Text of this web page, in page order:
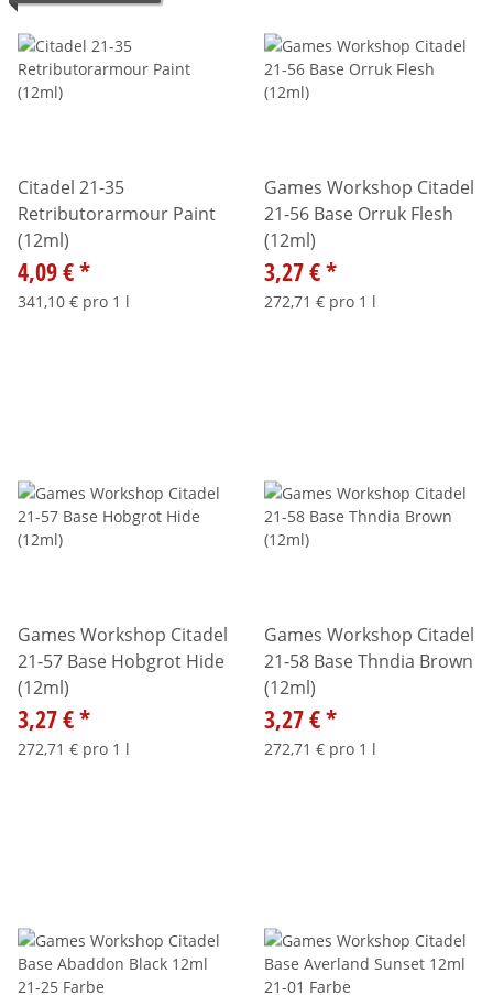
Citadel 21-35
Retributorarmour Paint
(12ml)
4,09 €*
341,10 € pro 1 l
Games Workshop Citadel
21-56 Base Orruk Flesh
(12ml)
3,27 €*
272,71 € pro 1 l
Games Workshop Citadel
21-57 Base Hobgrot Hide
(12ml)
3,27 €*
272,71 € pro 1 l
Games Workshop Citadel
21-58 Base Thndia Brown
(12ml)
3,27 €*
272,71 € pro 1 l